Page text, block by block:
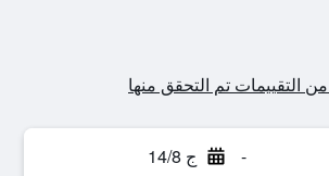
- ج 14/8